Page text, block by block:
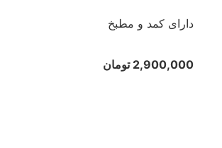
دارای کمد و مطبخ
2,900,000 تومان